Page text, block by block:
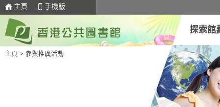
主頁 手機版
探索館
主頁 > 參與推廣活動